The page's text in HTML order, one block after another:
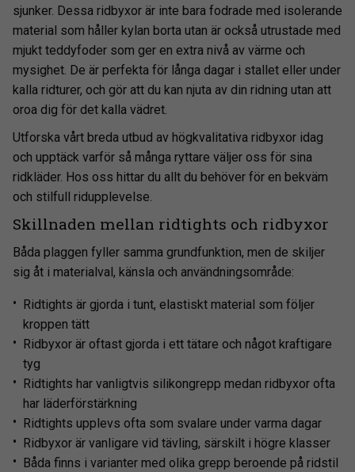
sjunker. Dessa ridbyxor är inte bara fodrade med isolerande
material som håller kylan borta utan är också utrustade med
mjukt teddyfoder som ger en extra nivå av värme och
mysighet. De är perfekta för långa dagar i stallet eller under
kalla ridturer, och gör att du kan njuta av din ridning utan att
oroa dig för det kalla vädret.
Utforska vårt breda utbud av högkvalitativa ridbyxor idag
och upptäck varför så många ryttare väljer oss för sina
ridkläder. Hos oss hittar du allt du behöver för en bekväm
och stilfull ridupplevelse.
Skillnaden mellan ridtights och ridbyxor
Båda plaggen fyller samma grundfunktion, men de skiljer
sig åt i materialval, känsla och användningsområde:
Ridtights är gjorda i tunt, elastiskt material som följer
kroppen tätt
Ridbyxor är oftast gjorda i ett tätare och något kraftigare
tyg
Ridtights har vanligtvis silikongrepp medan ridbyxor ofta
har läderförstärkning
Ridtights upplevs ofta som svalare under varma dagar
Ridbyxor är vanligare vid tävling, särskilt i högre klasser
Båda finns i varianter med olika grepp beroende på ridstil